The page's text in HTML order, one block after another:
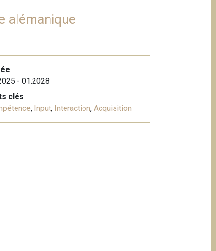
alémanique
- 01.2028
clés
, Input, Interaction, Acquisition